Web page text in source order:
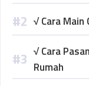
√ Cara Main
√ Cara
Rumah